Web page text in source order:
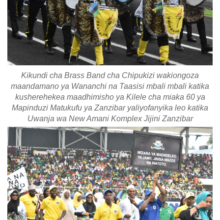
Kikundi cha Brass Band cha Chipukizi wakiongoza
maandamano ya Wananchi na Taasisi mbali mbali katika
kusherehekea maadhimisho ya Kilele cha miaka 60 ya
Mapinduzi Matukufu ya Zanzibar yaliyofanyika leo katika
Uwanja wa New Amani Komplex Jijini Zanzibar